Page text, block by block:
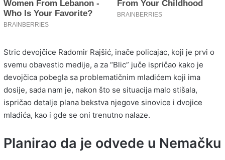
Stric devojčice Radomir Rajšić, inače policajac, koji je prvi o
svemu obavestio medije, a za “Blic” juče ispričao kako je
devojčica pobegla sa problematičnim mladićem koji ima
dosije, sada nam je, nakon što se situacija malo stišala,
ispričao detalje plana bekstva njegove sinovice i dvojice
mladića, kao i gde se oni trenutno nalaze.
Planirao da je odvede u Nemačku